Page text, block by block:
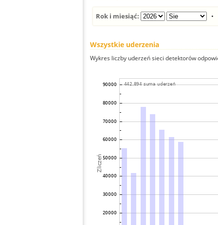
Rok i miesiąć: •
Wszystkie uderzenia
Wykres liczby uderzeń sieci detektorów